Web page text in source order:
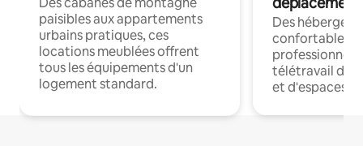
paisibles aux appartements
urbains pratiques, ces
locations meublées offrent
tous les équipements d'un
logement standard.
Des
confortables
professionnels
télétravail
et d'espaces